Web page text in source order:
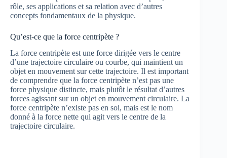
rôle, ses applications et sa relation avec d’autres
concepts fondamentaux de la physique.
Qu’est-ce que la force centripète ?
La force centripète est une force dirigée vers le centre
d’une trajectoire circulaire ou courbe, qui maintient un
objet en mouvement sur cette trajectoire. Il est important
de comprendre que la force centripète n’est pas une
force physique distincte, mais plutôt le résultat d’autres
forces agissant sur un objet en mouvement circulaire. La
force centripète n’existe pas en soi, mais est le nom
donné à la force nette qui agit vers le centre de la
trajectoire circulaire.